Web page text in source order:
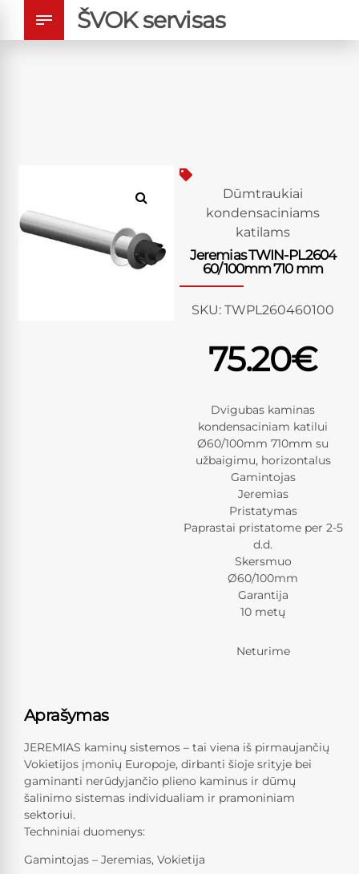
ŠVOK servisas
Dūmtraukiai
kondensaciniams
katilams
Jeremias TWIN-PL2604
60/100mm 710 mm
SKU: TWPL260460100
75.20€
Dvigubas kaminas
kondensaciniam katilui
Ø60/100mm 710mm su
užbaigimu, horizontalus
Gamintojas
Jeremias
Pristatymas
Paprastai pristatome per 2-5
d.d.
Skersmuo
Ø60/100mm
Garantija
10 metų
Neturime
Aprašymas
JEREMIAS kaminų sistemos – tai viena iš pirmaujančių
Vokietijos įmonių Europoje, dirbanti šioje srityje bei
gaminanti nerūdyjančio plieno kaminus ir dūmų
šalinimo sistemas individualiam ir pramoniniam
sektoriui.
Techniniai duomenys:
Gamintojas – Jeremias, Vokietija